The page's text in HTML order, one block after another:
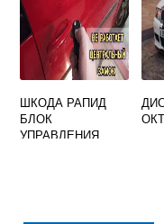
ШКОДА РАПИД
БЛОК
УПРАВЛЕНИЯ